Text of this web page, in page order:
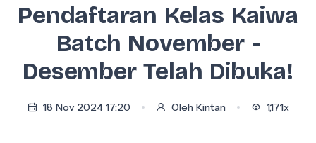
Pendaftaran Kelas Kaiwa
Batch November -
Desember Telah Dibuka!
18 Nov 2024 17:20 Oleh Kintan 1,171x